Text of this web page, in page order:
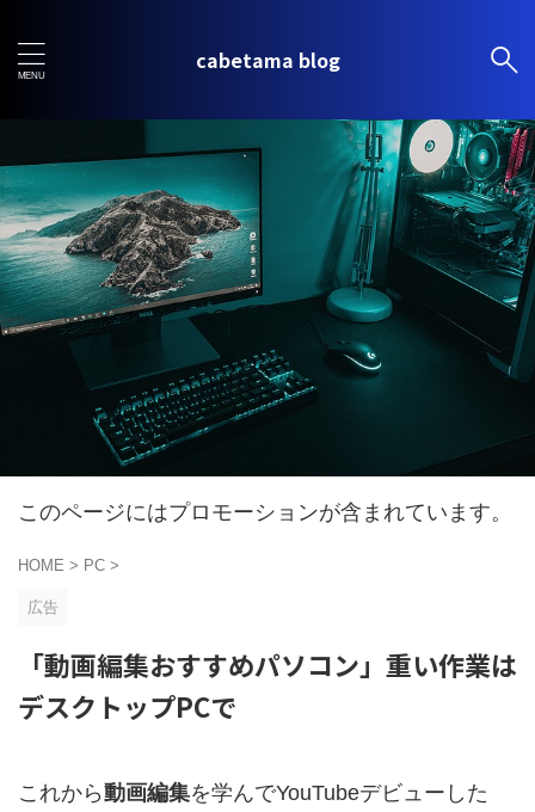
cabetama blog
このページにはプロモーションが含まれています。
HOME > PC >
広告
「動画編集おすすめパソコン」重い作業は
デスクトップPCで
これから動画編集を学んでYouTubeデビューした